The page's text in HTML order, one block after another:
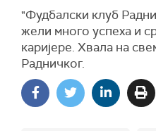
"Фудбалски клуб
жели много успеха и
каријере. Хвала на
Радничког.